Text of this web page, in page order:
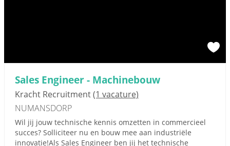
Sales Engineer - Machinebouw
Kracht Recruitment(1 vacature)
NUMANSDORP
Wil jij jouw technische kennis omzetten in commercieel
succes? Solliciteer nu en bouw mee aan industriële
innovatie!Als Sales Engineer ben jij het technische